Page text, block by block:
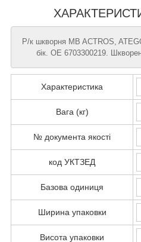
Р/к шкворня MB ACTROS,
бік. ОЕ 6703300219.
Характеристика
Вага (кг)
№ документа якості
код УКТЗЕД
Базова одиниця
Ширина упаковки
Висота упаковки